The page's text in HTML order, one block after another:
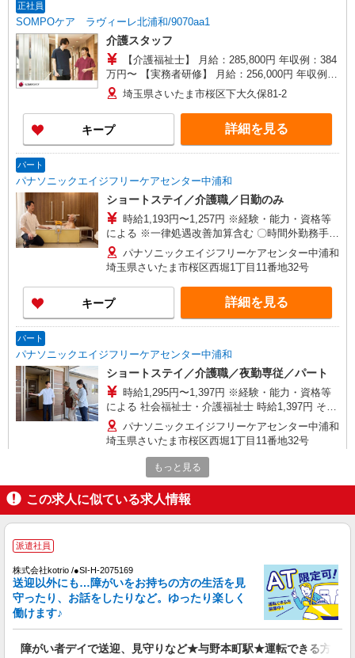
正社員
SOMPOケア ラヴィーレ北浦和/9070aa1
介護スタッフ
【介護福祉士】 月給：285,800円 年収例：384
万円〜 【実務者研修】 月給：256,000円 年収例：
345万円〜 【初任者研修・無資格】 月給：
247,200円 年収例：334万円〜 ※職務手当、働き
がい向上手当、日祝手当（月平均2回分）、夜勤手
当（月平均5回分）等、毎月平均的に支払われる手
当を含みます。 ※介護福祉士のみ、特別職務手当
分〜） ◎賞与 基本給2.08ヶ月分/年支給
埼玉県さいたま市桜区下大久保81-2
キープ 詳細を見る
パート
パナソニックエイジフリーケアセンター中浦和
ショートステイ／介護職／日勤のみ
時給1,193円〜1,257円 ※経験・能力・資格等
による ※一律処遇改善加算含む 〇時間外勤務手当
〇土日祝勤務手当 〇夜勤手当 〇深夜勤務手当 〇
無事故無違反表彰金 〇年末年始勤務手当 〇早朝
7:00〜8:00/夜間18:00〜20:00は時給25％UP
パナソニックエイジフリーケアセンター中浦和
埼玉県さいたま市桜区西堀1丁目11番地32号
キープ 詳細を見る
パート
パナソニックエイジフリーケアセンター中浦和
ショートステイ／介護職／夜勤専従／パート
時給1,295円〜1,397円 ※経験・能力・資格等
による 社会福祉士・介護福祉士 時給1,397円 その
他資格 時給1,295円 ※一律処遇改善加算含む 〇時
間外勤務手当 〇土日祝勤務手当 〇夜勤手当 〇深
夜勤務手当 〇無事故無違反表彰金 〇年末年始勤務
手当 〇早朝7:00〜8:00/夜間18:00〜20:00は時給
パナソニックエイジフリーケアセンター中浦和
埼玉県さいたま市桜区西堀1丁目11番地32号
時給1,193円〜1,257円 ※経験・能力・資格等
による その他資格 時給1,257円 社会福祉士・介護
福祉士 時給1,257円 ※一律処遇改善加算含む 〇時
間外勤務手当 〇土日祝勤務手当 〇夜勤手当 〇深
夜勤務手当 〇無事故無違反表彰金 〇年末年始勤務
25％UP
パナソニックエイジフリーケアセンター中浦和
埼玉県さいたま市桜区西堀1丁目11番地32号
キープ 詳細を見る
もっと見る
この求人に似ている求人情報
派遣社員
株式会社kotrio /●SI-H-2075169
送迎以外にも…障がいをお持ちの方の生活を見
守ったり、お話をしたりなど。ゆったり楽しく
働けます♪
障がい者デイで送迎、見守りなど★与野本町駅★運転できる方急募